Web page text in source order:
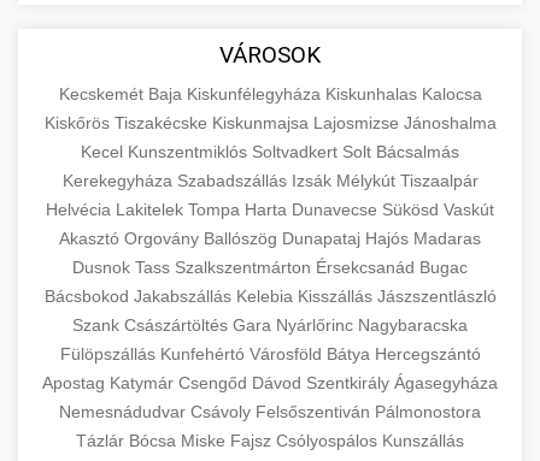
VÁROSOK
Kecskemét Baja Kiskunfélegyháza Kiskunhalas Kalocsa
Kiskőrös Tiszakécske Kiskunmajsa Lajosmizse Jánoshalma
Kecel Kunszentmiklós Soltvadkert Solt Bácsalmás
Kerekegyháza Szabadszállás Izsák Mélykút Tiszaalpár
Helvécia Lakitelek Tompa Harta Dunavecse Sükösd Vaskút
Akasztó Orgovány Ballószög Dunapataj Hajós Madaras
Dusnok Tass Szalkszentmárton Érsekcsanád Bugac
Bácsbokod Jakabszállás Kelebia Kisszállás Jászszentlászló
Szank Császártöltés Gara Nyárlőrinc Nagybaracska
Fülöpszállás Kunfehértó Városföld Bátya Hercegszántó
Apostag Katymár Csengőd Dávod Szentkirály Ágasegyháza
Nemesnádudvar Csávoly Felsőszentiván Pálmonostora
Tázlár Bócsa Miske Fajsz Csólyospálos Kunszállás